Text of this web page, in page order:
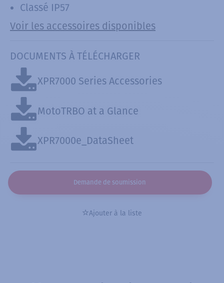
Classé IP57
Voir les accessoires disponibles
DOCUMENTS À TÉLÉCHARGER
XPR7000 Series Accessories
MotoTRBO at a Glance
XPR7000e_DataSheet
Demande de soumission
Ajouter à la liste